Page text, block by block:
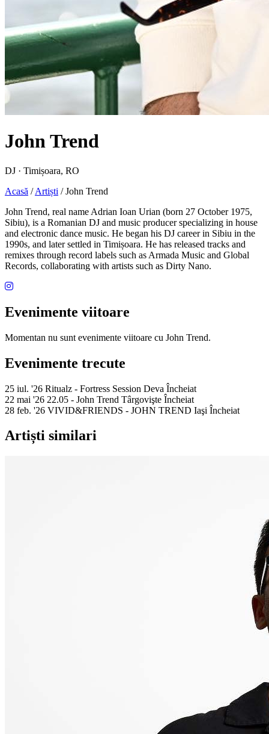
John Trend
DJ · Timișoara, RO
Acasă / Artiști / John Trend
John Trend, real name Adrian Ioan Urian (born 27 October 1975,
Sibiu), is a Romanian DJ and music producer specializing in house
and electronic dance music. He began his DJ career in Sibiu in the
1990s, and later settled in Timișoara. He has released tracks and
remixes through record labels such as Armada Music and Global
Records, collaborating with artists such as Dirty Nano.
Evenimente viitoare
Momentan nu sunt evenimente viitoare cu John Trend.
Evenimente trecute
25 iul. '26 Ritualz - Fortress Session Deva Încheiat
22 mai '26 22.05 - John Trend Târgovişte Încheiat
28 feb. '26 VIVID&FRIENDS - JOHN TREND Iaşi Încheiat
Artiști similari